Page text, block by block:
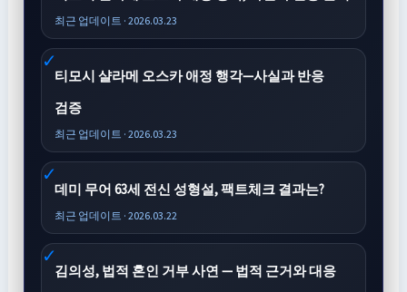
최근 업데이트 · 2026.03.23
티모시 샬라메 오스카 애정 행각—사실과 반응
검증
최근 업데이트 · 2026.03.23
데미 무어 63세 전신 성형설, 팩트체크 결과는?
최근 업데이트 · 2026.03.22
김의성, 법적 혼인 거부 사연 — 법적 근거와 대응